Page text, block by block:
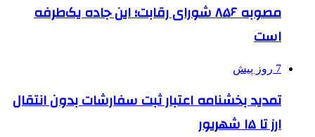
مصوبه ۸۵۶ شورای رقابت؛ این جاده یک‌طرفه
است
7 روز پیش
تمدید بخشنامه اعتبار ثبت سفارشات بدون انتقال
ارز تا ۱۵ شهریور